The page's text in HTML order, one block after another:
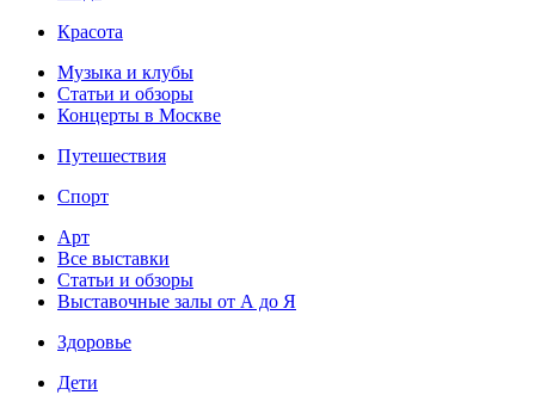
Красота
Музыка и клубы
Статьи и обзоры
Концерты в Москве
Путешествия
Спорт
Арт
Все выставки
Статьи и обзоры
Выставочные залы от А до Я
Здоровье
Дети